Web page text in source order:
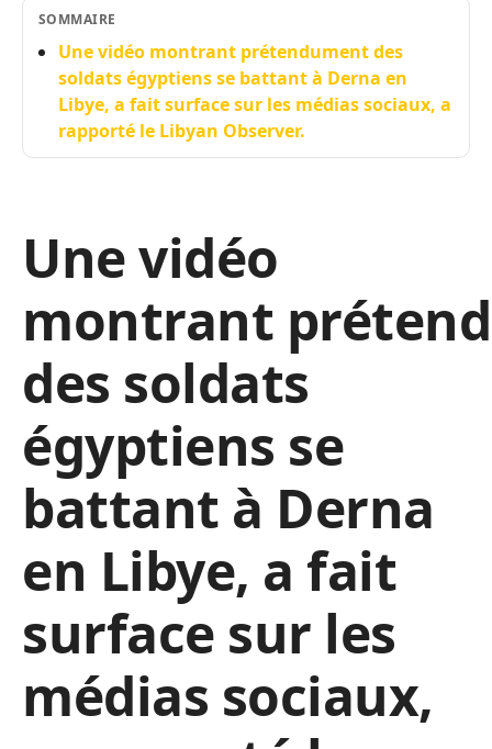
SOMMAIRE
Une vidéo montrant prétendument des
soldats égyptiens se battant à Derna en
Libye, a fait surface sur les médias sociaux, a
rapporté le Libyan Observer.
Une vidéo
montrant
des soldats
égyptiens se
battant à Derna
en Libye, a fait
surface sur les
médias sociaux,